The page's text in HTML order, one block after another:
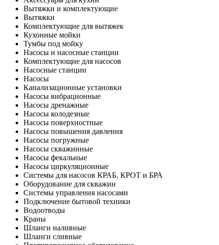
Вытяжки и комплектующие
Вытяжки
Комплектующие для вытяжек
Кухонные мойки
Тумбы под мойку
Насосы и насосные станции
Комплектующие для насосов
Насосные станции
Насосы
Канализационные установки
Насосы вибрационные
Насосы дренажные
Насосы колодезные
Насосы поверхностные
Насосы повышения давления
Насосы погружные
Насосы скважинные
Насосы фекальные
Насосы циркуляционные
Системы для насосов КРАБ, КРОТ и БРА
Оборудование для скважин
Системы управления насосами
Подключение бытовой техники
Водоотводы
Краны
Шланги наливные
Шланги сливные